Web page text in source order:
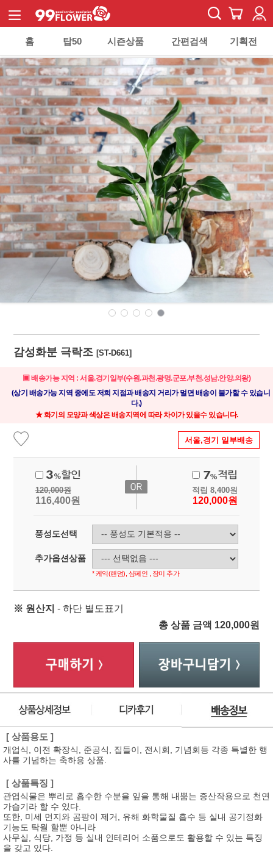
홈 탑50 시즌상품 간편검색 기획전
감성화분 극락조[ST-D661]
▣ 배송가능 지역 : 서울.경기일부(수원.과천.광명.군포.부천.성남.안양.의왕)
(상기 배송가능 지역 중에도 저희 지점과 배송지 거리가 멀면 배송이 불가할 수 있습니
다.)
★ 화기의 모양과 색상은 배송지역에 따라 차이가 있을수 있습니다.
서울,경기 일부배송
120,000원
116,400원
적립 8,400원
120,000원
풍성도선택
추가옵션상품
* 케익(랜덤), 샴페인 , 장미 추가
※ 원산지 - 하단 별도표기
총 상품 금액 120,000원
[ 상품용도 ]
개업식, 이전 확장식, 준공식, 집들이, 전시회, 기념회등 각종 특별한 행
사를 기념하는 축하용 상품.
[ 상품특징 ]
관엽식물은 뿌리로 흡수한 수분을 잎을 통해 내뿜는 증산작용으로 천연
가습기라 할 수 있다.
또한, 미세 먼지와 곰팡이 제거, 유해 화학물질 흡수 등 실내 공기정화
기능도 탁월 할뿐 아니라
사무실, 식당, 가정 등 실내 인테리어 소품으로도 활용할 수 있는 특징
을 갖고 있다.